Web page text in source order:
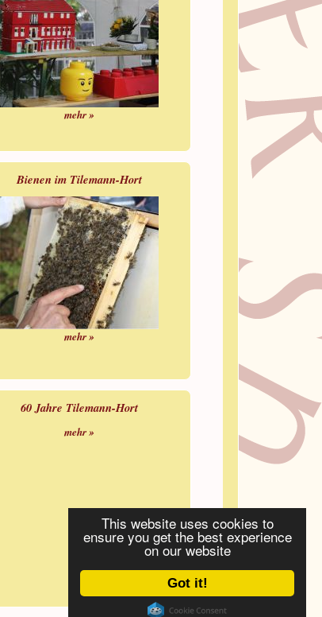
Got it!
This website uses cookies to
ensure you get the best experience
on our website
mehr »
Bienen im Tilemann-Hort
mehr »
60 Jahre Tilemann-Hort
mehr »